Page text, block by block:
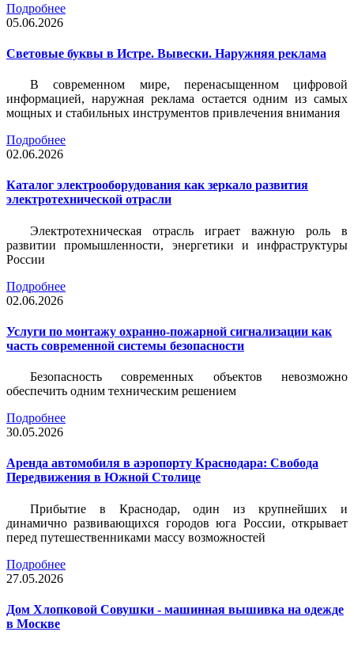
Подробнее
05.06.2026
Световые буквы в Истре. Вывески. Наружняя реклама
В современном мире, перенасыщенном цифровой
информацией, наружная реклама остается одним из самых
мощных и стабильных инструментов привлечения внимания
Подробнее
02.06.2026
Каталог электрооборудования как зеркало развития
электротехнической отрасли
Электротехническая отрасль играет важную роль в
развитии промышленности, энергетики и инфраструктуры
России
Подробнее
02.06.2026
Услуги по монтажу охранно-пожарной сигнализации как
часть современной системы безопасности
Безопасность современных объектов невозможно
обеспечить одним техническим решением
Подробнее
30.05.2026
Аренда автомобиля в аэропорту Краснодара: Свобода
Передвижения в Южной Столице
Прибытие в Краснодар, один из крупнейших и
динамично развивающихся городов юга России, открывает
перед путешественниками массу возможностей
Подробнее
27.05.2026
Дом Хлопковой Совушки - машинная вышивка на одежде
в Москве